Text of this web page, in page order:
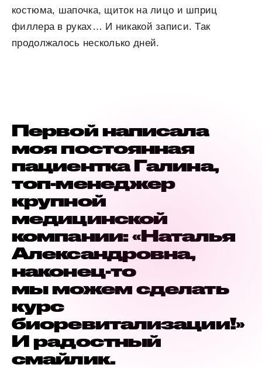
костюма, шапочка, щиток на лицо и шприц
филлера в руках… И никакой записи. Так
продолжалось несколько дней.
Первой написала
моя постоянная
пациентка Галина,
топ-менеджер
крупной
медицинской
компании: «Наталья
Александровна,
наконец-то
мы можем сделать
курс
биоревитализации!»
И радостный
смайлик.